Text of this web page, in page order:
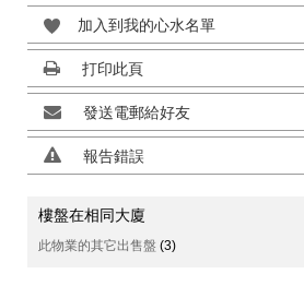
加入到我的心水名單
打印此頁
發送電郵給好友
報告錯誤
樓盤在相同大廈
此物業的其它出售盤 (3)